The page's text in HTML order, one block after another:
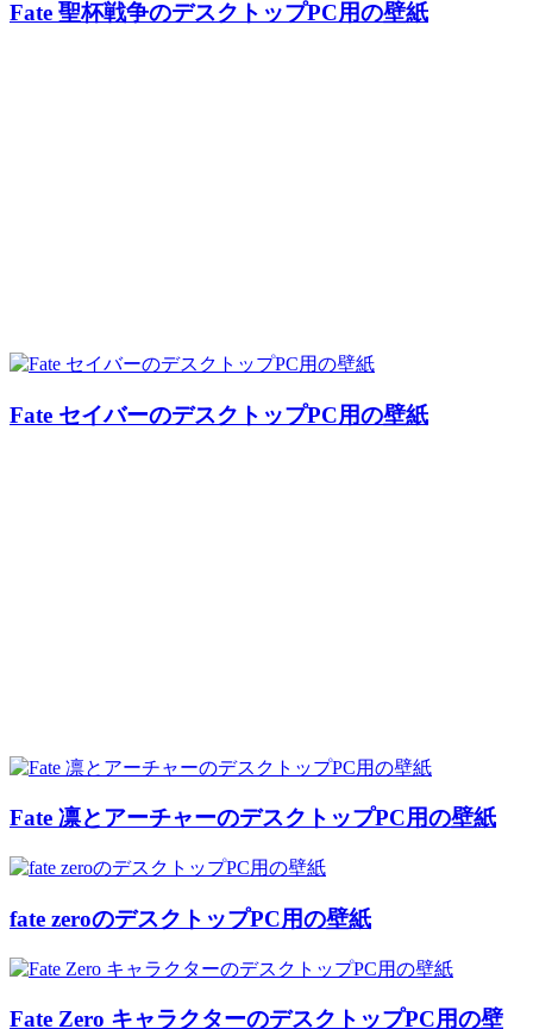
Fate 聖杯戦争のデスクトップPC用の壁紙
Fate セイバーのデスクトップPC用の壁紙
Fate 凛とアーチャーのデスクトップPC用の壁紙
fate zeroのデスクトップPC用の壁紙
Fate Zero キャラクターのデスクトップPC用の壁